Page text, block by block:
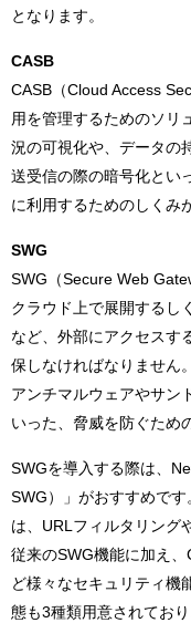
となります。
CASB
CASB（Cloud Access
用を管理するためのソリ
況の可視化や、データの
送受信の際の暗号化とい
に利用するためのしくみ
SWG
SWG（Secure Web
クラウド上で展開するし
など、外部にアクセスす
保しなければなりません
アンチマルウェアやサン
いった、脅威を防ぐため
SWGを導入する際は、
SWG）」がおすすめです
は、URLフィルタリング
従来のSWG機能に加え
ど様々なセキュリティ機
態も3種類用意されてお